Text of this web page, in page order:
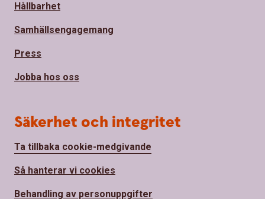
Hållbarhet
Samhällsengagemang
Press
Jobba hos oss
Säkerhet och integritet
Ta tillbaka cookie-medgivande
Så hanterar vi cookies
Behandling av personuppgifter